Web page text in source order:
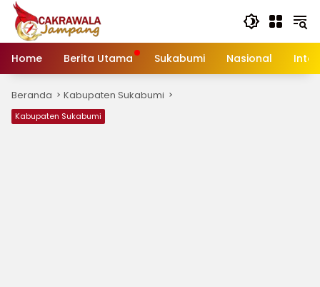
Langsung
konten
Home
Berita Utama Sukabumi Nasional
Beranda Kabupaten Sukabumi
Kabupaten Sukabumi